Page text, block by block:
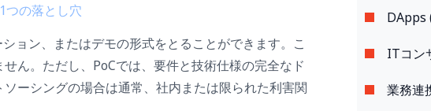
つの落とし穴
ョン、またはデモの形式をとることができます。こ
ん。ただし、PoCでは、要件と技術仕様の完全なド
ーシングの場合は通常、社内または限られた利害関
DApps
ITコン
業務連